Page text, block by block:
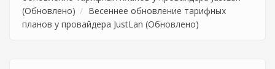
(Обновлено)
Весеннее обновление тарифных
планов у провайдера JustLan (Обновлено)